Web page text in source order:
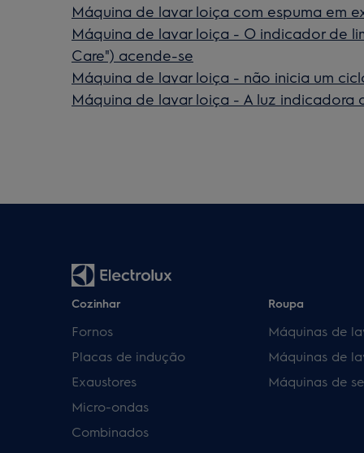
Máquina de lavar loiça com espuma em
Máquina de lavar loiça - O indicador de
Care") acende-se
Máquina de lavar loiça - não inicia um
Máquina de lavar loiça - A luz indicadora
Cozinhar
Fornos
Placas de indução
Exaustores
Micro-ondas
Combinados
Roupa
Máquinas de
Máquinas de
Máquinas de